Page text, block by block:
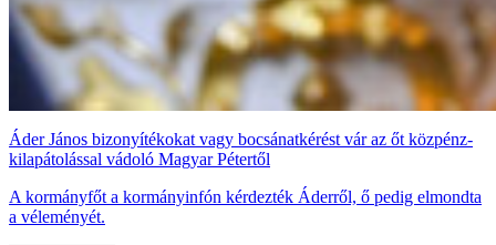
Áder János bizonyítékokat vagy bocsánatkérést vár az őt közpénz-
kilapátolással vádoló Magyar Pétertől
A kormányfőt a kormányinfón kérdezték Áderről, ő pedig elmondta
a véleményét.